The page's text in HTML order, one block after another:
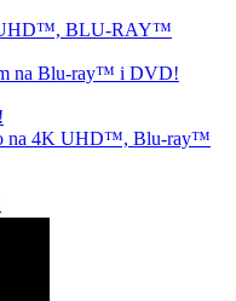
UHD™, BLU-RAY™
na Blu-ray™ i DVD!
na 4K UHD™, Blu-ray™